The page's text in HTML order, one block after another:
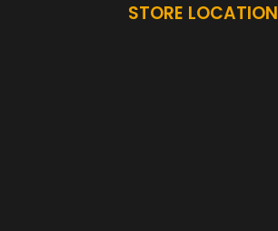
STORE LOCATION